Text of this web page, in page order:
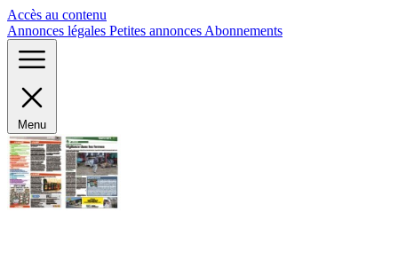
Accès au contenu
Annonces légales Petites annonces Abonnements
Menu
Panneau de gestion des cookies